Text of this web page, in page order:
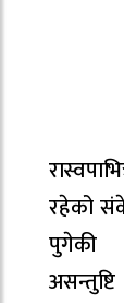
रहेको
पुगेकी
असन्तुष्टि